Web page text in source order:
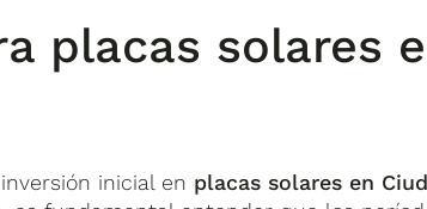
placas solares
inicial en placas solares en